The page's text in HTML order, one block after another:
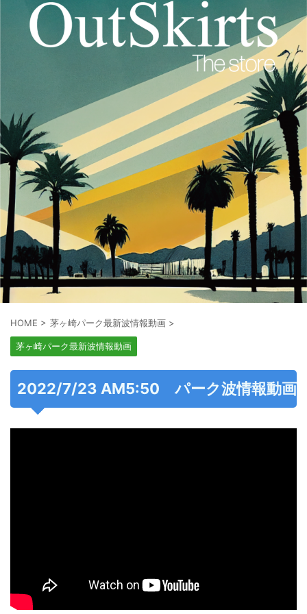
HOME > 茅ヶ崎パーク最新波情報動画 >
茅ヶ崎パーク最新波情報動画
2022/7/23 AM5:50 パーク波情報動画